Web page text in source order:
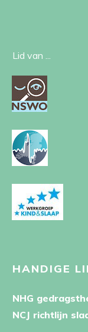
Lid van ...
HANDIGE
NHG
NCJ richtlijn